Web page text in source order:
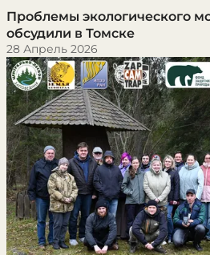
​Проблемы экологического
обсудили в Томске
28 Апрель 2026